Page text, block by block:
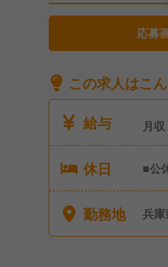
応募
この求人はこ
給与
月収
休日
■公
な
勤務地 兵